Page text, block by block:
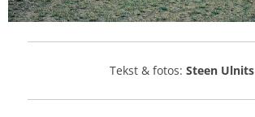
Tekst & fotos: Steen Ulnits